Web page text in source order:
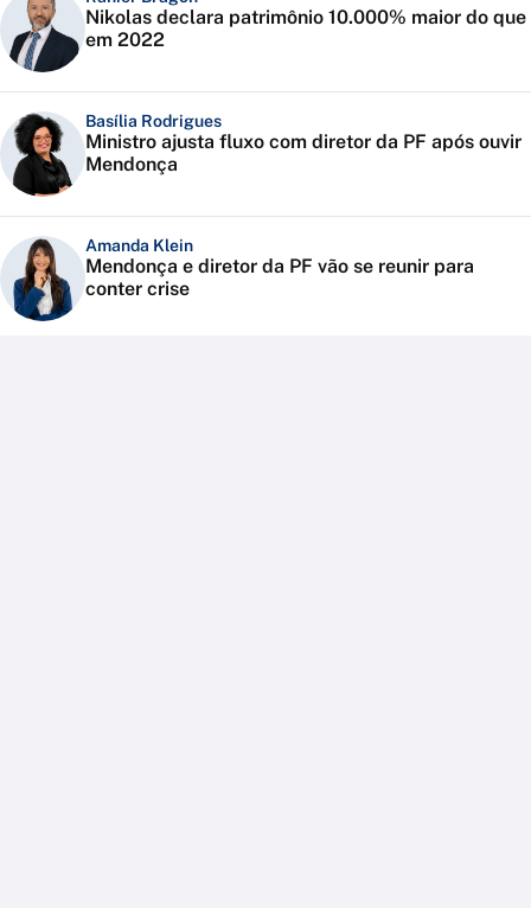
Nikolas declara patrimônio 10.000% maior do que
em 2022
Basília Rodrigues
Ministro ajusta fluxo com diretor da PF após ouvir
Mendonça
Amanda Klein
Mendonça e diretor da PF vão se reunir para
conter crise